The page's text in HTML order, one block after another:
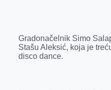
b
o
e
e
Gradonačelnik Simo
Stašu Aleksić, koja je
disco dance.